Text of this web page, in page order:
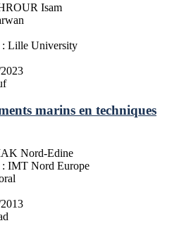
Isam
Lille University
marins en techniques
Nord-Edine
IMT Nord Europe